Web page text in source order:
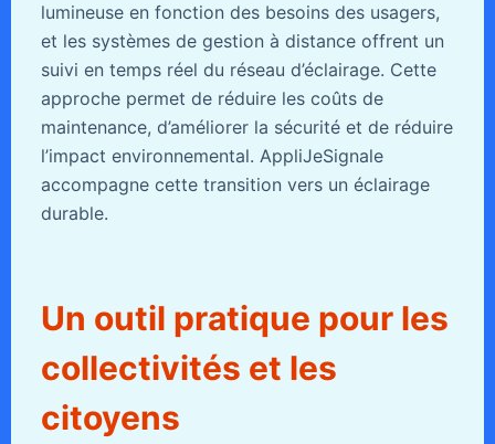
lumineuse en fonction des besoins des usagers,
et les systèmes de gestion à distance offrent un
suivi en temps réel du réseau d’éclairage. Cette
approche permet de réduire les coûts de
maintenance, d’améliorer la sécurité et de réduire
l’impact environnemental. AppliJeSignale
accompagne cette transition vers un éclairage
durable.
Un outil pratique pour les
collectivités et les
citoyens